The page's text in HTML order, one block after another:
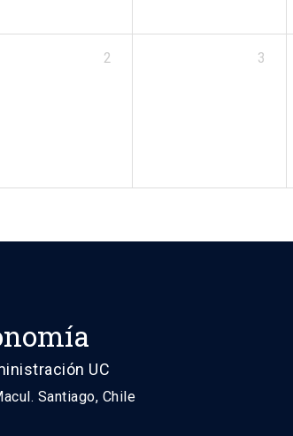
2 3
UC
Santiago, Chile